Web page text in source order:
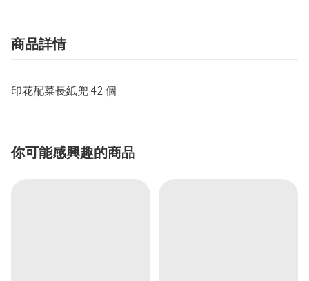
商品詳情
印花配菜長紙兜 42 個
你可能感興趣的商品